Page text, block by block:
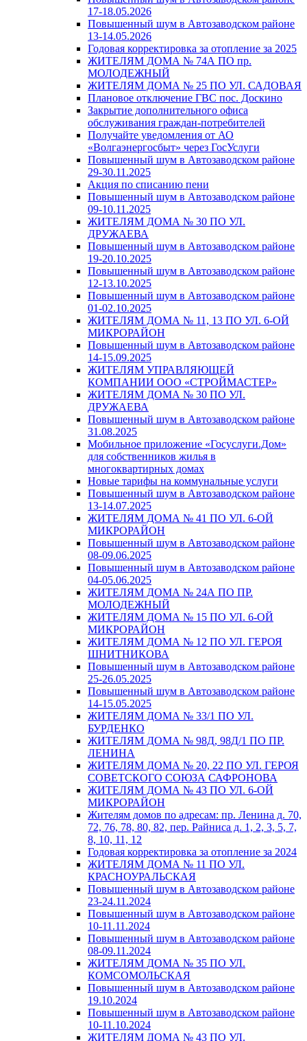
17-18.05.2026
Повышенный шум в Автозаводском районе
13-14.05.2026
Годовая корректировка за отопление за 2025
ЖИТЕЛЯМ ДОМА № 74А ПО пр.
МОЛОДЕЖНЫЙ
ЖИТЕЛЯМ ДОМА № 25 ПО УЛ. САДОВАЯ
Плановое отключение ГВС пос. Доскино
Закрытие дополнительного офиса
обслуживания граждан-потребителей
Получайте уведомления от АО
«Волгаэнергосбыт» через ГосУслуги
Повышенный шум в Автозаводском районе
29-30.11.2025
Акция по списанию пени
Повышенный шум в Автозаводском районе
09-10.11.2025
ЖИТЕЛЯМ ДОМА № 30 ПО УЛ.
ДРУЖАЕВА
Повышенный шум в Автозаводском районе
19-20.10.2025
Повышенный шум в Автозаводском районе
12-13.10.2025
Повышенный шум в Автозаводском районе
01-02.10.2025
ЖИТЕЛЯМ ДОМА № 11, 13 ПО УЛ. 6-ОЙ
МИКРОРАЙОН
Повышенный шум в Автозаводском районе
14-15.09.2025
ЖИТЕЛЯМ УПРАВЛЯЮЩЕЙ
КОМПАНИИ ООО «СТРОЙМАСТЕР»
ЖИТЕЛЯМ ДОМА № 30 ПО УЛ.
ДРУЖАЕВА
Повышенный шум в Автозаводском районе
31.08.2025
Мобильное приложение «Госуслуги.Дом»
для собственников жилья в
многоквартирных домах
Новые тарифы на коммунальные услуги
Повышенный шум в Автозаводском районе
13-14.07.2025
ЖИТЕЛЯМ ДОМА № 41 ПО УЛ. 6-ОЙ
МИКРОРАЙОН
Повышенный шум в Автозаводском районе
08-09.06.2025
Повышенный шум в Автозаводском районе
04-05.06.2025
ЖИТЕЛЯМ ДОМА № 24А ПО ПР.
МОЛОДЕЖНЫЙ
ЖИТЕЛЯМ ДОМА № 15 ПО УЛ. 6-ОЙ
МИКРОРАЙОН
ЖИТЕЛЯМ ДОМА № 12 ПО УЛ. ГЕРОЯ
ШНИТНИКОВА
Повышенный шум в Автозаводском районе
25-26.05.2025
Повышенный шум в Автозаводском районе
14-15.05.2025
ЖИТЕЛЯМ ДОМА № 33/1 ПО УЛ.
БУРДЕНКО
ЖИТЕЛЯМ ДОМА № 98Д, 98Д/1 ПО ПР.
ЛЕНИНА
ЖИТЕЛЯМ ДОМА № 20, 22 ПО УЛ. ГЕРОЯ
СОВЕТСКОГО СОЮЗА САФРОНОВА
ЖИТЕЛЯМ ДОМА № 43 ПО УЛ. 6-ОЙ
МИКРОРАЙОН
Жителям домов по адресам: пр. Ленина д. 70,
72, 76, 78, 80, 82, пер. Райниса д. 1, 2, 3, 5, 7,
8, 10, 11, 12
Годовая корректировка за отопление за 2024
ЖИТЕЛЯМ ДОМА № 11 ПО УЛ.
КРАСНОУРАЛЬСКАЯ
Повышенный шум в Автозаводском районе
23-24.11.2024
Повышенный шум в Автозаводском районе
10-11.11.2024
Повышенный шум в Автозаводском районе
08-09.11.2024
ЖИТЕЛЯМ ДОМА № 35 ПО УЛ.
КОМСОМОЛЬСКАЯ
Повышенный шум в Автозаводском районе
19.10.2024
Повышенный шум в Автозаводском районе
10-11.10.2024
ЖИТЕЛЯМ ДОМА № 43 ПО УЛ.